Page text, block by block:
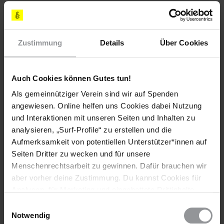
Zustimmung Details Über Cookies
Auch Cookies können Gutes tun!
Als gemeinnütziger Verein sind wir auf Spenden
angewiesen. Online helfen uns Cookies dabei Nutzung
und Interaktionen mit unseren Seiten und Inhalten zu
analysieren, „Surf-Profile“ zu erstellen und die
Aufmerksamkeit von potentiellen Unterstützer*innen auf
Seiten Dritter zu wecken und für unsere
Menschenrechtsarbeit zu gewinnen. Dafür brauchen wir
aber vorher deine Zustimmung. Du kannst Cookies für
wieder ändern. Diesen Banner kannst Du über den Link
Notwendig
I. E. Frau Alice Mashingaidze
Dannenwalder Weg 91
E-Mail: infor@zimembassyberlin.com
(Standardbrief: 0,85 €)
BETROFFENE PERSONEN
Itai Dzamara
Simbabwe